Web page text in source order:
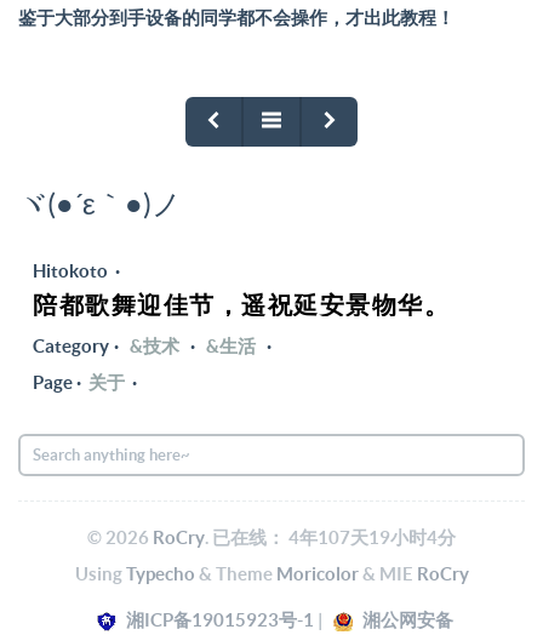
鉴于大部分到手设备的同学都不会操作，才出此教程！
ヾ(●´ε｀●)ノ
Hitokoto ·
陪都歌舞迎佳节，遥祝延安景物华。
Category · &技术 · &生活 ·
Page· 关于 ·
© 2026 RoCry. 已在线： 4年107天19小时4分
UsingTypecho & Theme Moricolor& MIE RoCry
湘ICP备19015923号-1 | 湘公网安备